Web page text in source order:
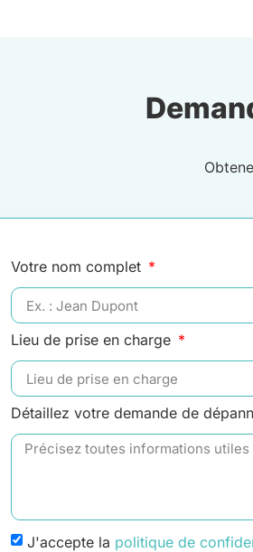
Votre nom complet
Lieu de prise en charge
Détaillez votre demande de
J'accepte la politique de